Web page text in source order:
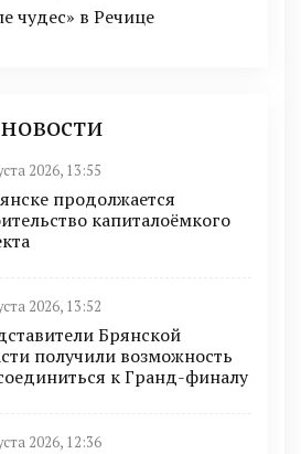
чудес» в Речице
2026, 13:55
продолжается
капиталоёмкого
2026, 13:52
Брянской
получили возможность
к Гранд-финалу
2026, 12:36